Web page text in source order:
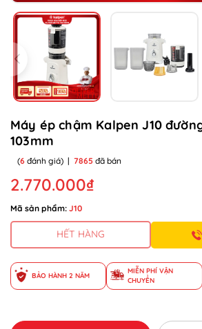
Máy ép chậm Kalpen J10
103mm
(6 đánh giá) | 7865 đã bán
2.770.000₫
Mã sản phẩm: J10
HẾT HÀNG
BẢO HÀNH 2 NĂM
MIỄN PHÍ VẬN
CHUYỂN